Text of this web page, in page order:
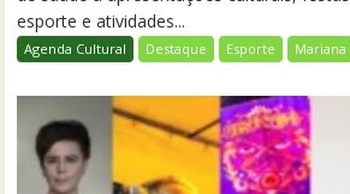
esporte e atividades...
Agenda Cultural Destaque Esporte Mariana